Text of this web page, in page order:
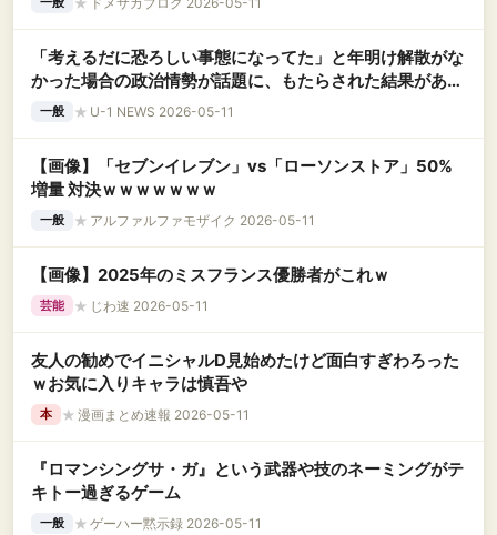
「考えるだに恐ろしい事態になってた」と年明け解散がな
かった場合の政治情勢が話題に、もたらされた結果があま
りにも最善で……
一般 ★ U-1 NEWS 2026-05-11
【画像】「セブンイレブン」vs「ローソンストア」50%
増量 対決ｗｗｗｗｗｗｗ
一般 ★ アルファルファモザイク 2026-05-11
【画像】2025年のミスフランス優勝者がこれｗ
芸能 ★ じわ速 2026-05-11
友人の勧めでイニシャルD見始めたけど面白すぎわろった
ｗお気に入りキャラは慎吾や
本 ★ 漫画まとめ速報 2026-05-11
『ロマンシングサ・ガ』という武器や技のネーミングがテ
キトー過ぎるゲーム
一般 ★ ゲーハー黙示録 2026-05-11